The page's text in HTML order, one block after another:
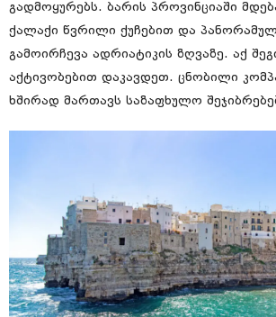
გადმოყურებს. ბარის პროვინციაში
ქალაქი წვრილი ქუჩებით და
გამოირჩევა ადრიატიკის ზღვაზე. აქ
აქტივობებით დაკავდეთ. ცნობილი
ხშირად მართავს საზაფხულო